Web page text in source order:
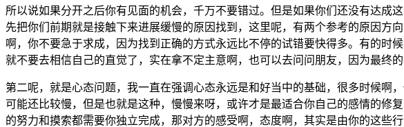
所以说如果分开之后你有见面的机会，千万不要错过。但是如果你们还没有达成
先把你们前期就是接触下来进展缓慢的原因找到，这里呢，有两个参考的原因方
啊，你不要急于求成，因为找到正确的方式永远比不停的试错要快得多。有的时
就不要去相信自己的直觉了，实在拿不定主意啊，也可以去问问朋友，因为最终
第二呢，就是心态问题，我一直在强调心态永远是和好当中的基础，很多时候啊
可能还比较慢，但是也就是这种，慢慢来呀，或许才是最适合你自己的感情的修
的努力和摸索都需要你独立完成，那对方的感受啊，态度啊，其实是由你的这些